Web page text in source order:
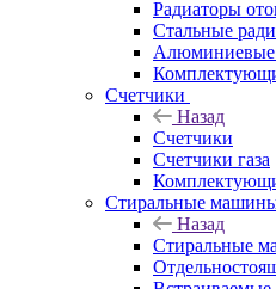
Радиаторы
Стальные
Алюминиевые
Счетчики
Назад
Счетчики
Счетчики газа
Стиральные
Назад
Стиральные